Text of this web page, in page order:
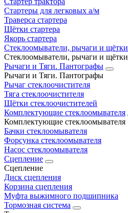
Стартеры для легковых а/м
Траверса стартера
Щётки стартера
Якорь стартера
Стеклоомыватели, рычаги и щётки
Стеклоомыватели, рычаги и щётки
Рычаги и Тяги. Пантографы
Рычаги и Тяги. Пантографы
Рычаг стеклоочистителя
Тяга стеклоочистителя
Щётки стеклоочистителей
Комплектующие стеклоомывателя
Комплектующие стеклоомывателя
Бачки стеклоомывателя
Форсунка стеклоомывателя
Насос стеклоомывателя
Сцепление
Сцепление
Диск сцепления
Корзина сцепления
Муфта выжимного подшипника
Тормозная система